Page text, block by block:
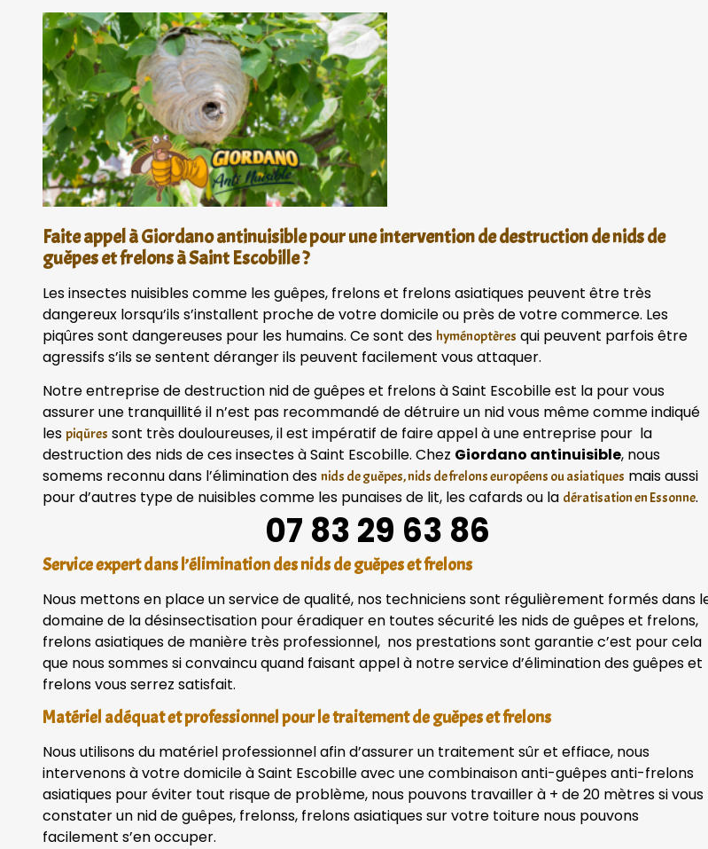
Faite appel à Giordano antinuisible pour une intervention de destruction de nids de
guêpes et frelons à Saint Escobille ?
Les insectes nuisibles comme les guêpes, frelons et frelons asiatiques peuvent être très
dangereux lorsqu’ils s’installent proche de votre domicile ou près de votre commerce. Les
piqûres sont dangereuses pour les humains. Ce sont des hyménoptères qui peuvent parfois être
agressifs s’ils se sentent déranger ils peuvent facilement vous attaquer.
Notre entreprise de destruction nid de guêpes et frelons à Saint Escobille est la pour vous
assurer une tranquillité il n’est pas recommandé de détruire un nid vous même comme indiqué
les piqûres sont très douloureuses, il est impératif de faire appel à une entreprise pour la
destruction des nids de ces insectes à Saint Escobille. Chez Giordano antinuisible, nous
somems reconnu dans l’élimination des nids de guêpes, nids de frelons européens ou asiatiques mais aussi
pour d’autres type de nuisibles comme les punaises de lit, les cafards ou la dératisation en Essonne.
07 83 29 63 86
Service expert dans l’élimination des nids de guêpes et frelons
Nous mettons en place un service de qualité, nos techniciens sont régulièrement formés dans
domaine de la désinsectisation pour éradiquer en toutes sécurité les nids de guêpes et frelons,
frelons asiatiques de manière très professionnel, nos prestations sont garantie c’est pour cela
que nous sommes si convaincu quand faisant appel à notre service d’élimination des guêpes et
frelons vous serrez satisfait.
Matériel adéquat et professionnel pour le traitement de guêpes et frelons
Nous utilisons du matériel professionnel afin d’assurer un traitement sûr et effiace, nous
intervenons à votre domicile à Saint Escobille avec une combinaison anti-guêpes anti-frelons
asiatiques pour éviter tout risque de problème, nous pouvons travailler à + de 20 mètres si vous
constater un nid de guêpes, frelonss, frelons asiatiques sur votre toiture nous pouvons
facilement s’en occuper.